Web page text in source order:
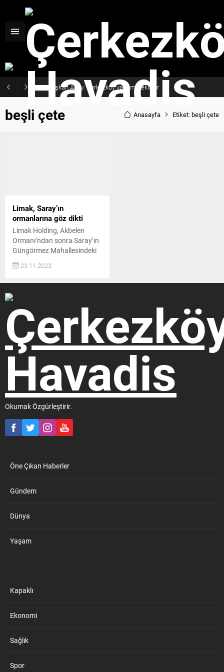
Başkan Akay: Çerkezköy yatırım bekliyor
beşli çete Anasayfa Etiket: beşli çete
Limak, Saray’ın
ormanlarına göz dikti
Limak Holding, Akbelen
Ormanı’ndan sonra Saray’ın
Güngörmez Mahallesindeki
kıyıma hazırlanıyor
Nihat Özdemir’in şirketi
Limak Holding’e bağlı Limak
Çimento, Saray’ın
Güngörmez Mahallesinde
duvar kaplamaları ve
süslemelerde kullanılan
Çevre, Şehircilik ve İklim
Değişikliği Bakanlığı’na
başvuruda bulundu. 110...
23.11.2023
Okumak Özgürleştirir.
Öne Çıkan Haberler
Gündem
Dünya
Yaşam
Kapaklı
Ekonomi
Sağlık
Spor